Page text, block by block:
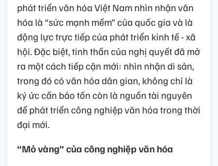
phát triển văn hóa Việt Nam nhìn nhận văn
hóa là “sức mạnh mềm” của quốc gia và là
động lực trực tiếp của phát triển kinh tế - xã
hội. Đặc biệt, tinh thần của nghị quyết đã mở
ra một cách tiếp cận mới: nhìn nhận di sản,
trong đó có văn hóa dân gian, không chỉ là
ký ức cần bảo tồn còn là nguồn tài nguyên
để phát triển công nghiệp văn hóa trong thời
đại mới.
“Mỏ vàng” của công nghiệp văn hóa